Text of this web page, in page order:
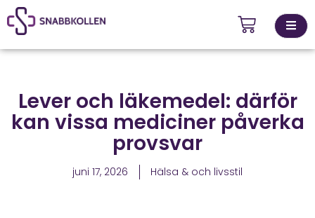
Kontakta
oss
Lever och läkemedel: därför
kan vissa mediciner påverka
provsvar
juni 17, 2026 Hälsa & och livsstil